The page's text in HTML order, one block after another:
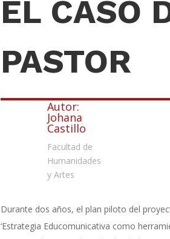
EL CASO
PASTOR
Autor:
Johana
Castillo
Facultad de
Humanidades
y Artes
Durante dos años, el plan piloto del
‘Estrategia Educomunicativa como